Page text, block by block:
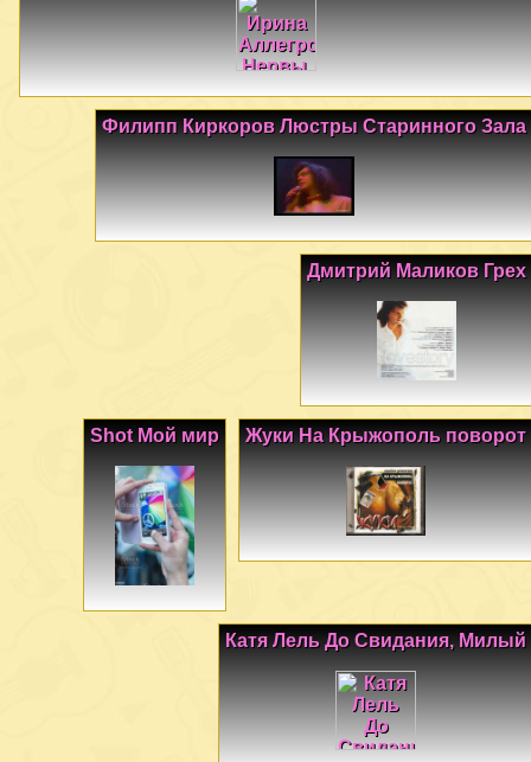
Филипп Киркоров Люстры Старинного Зала
Дмитрий Маликов Грех
Жуки На Крыжополь поворот
Shot Мой мир
Катя Лель До Свидания, Милый